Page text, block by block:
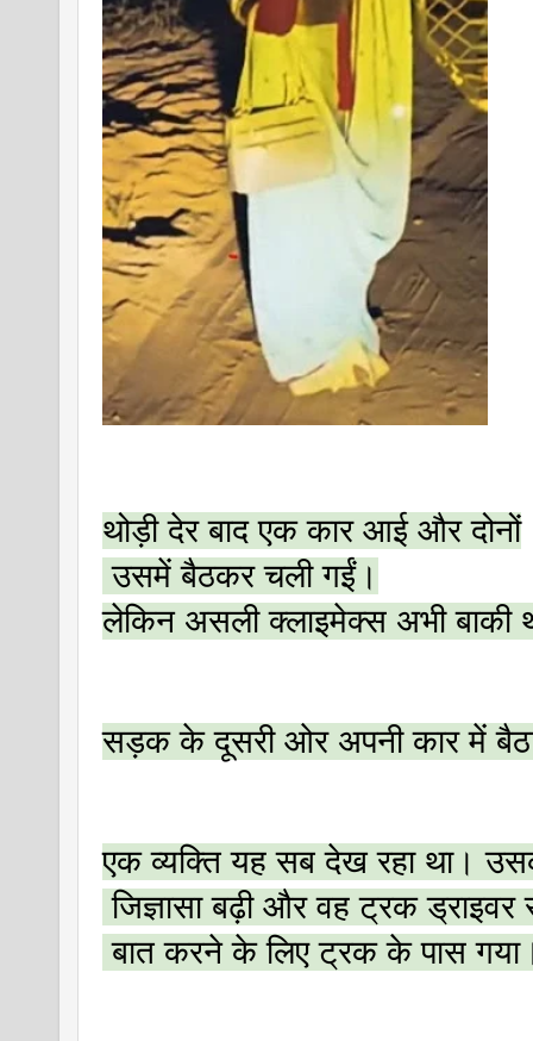
थोड़ी देर बाद एक कार आई और दोनों
उसमें बैठकर चली गईं।
लेकिन असली क्लाइमेक्स अभी बाकी
सड़क के दूसरी ओर अपनी कार में
एक व्यक्ति यह सब देख रहा था।
जिज्ञासा बढ़ी और वह ट्रक ड्राइवर
बात करने के लिए ट्रक के पास